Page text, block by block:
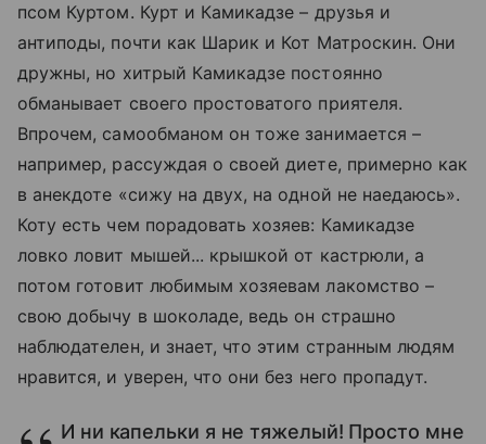
псом Куртом. Курт и Камикадзе – друзья и
антиподы, почти как Шарик и Кот Матроскин. Они
дружны, но хитрый Камикадзе постоянно
обманывает своего простоватого приятеля.
Впрочем, самообманом он тоже занимается –
например, рассуждая о своей диете, примерно как
в анекдоте «сижу на двух, на одной не наедаюсь».
Коту есть чем порадовать хозяев: Камикадзе
ловко ловит мышей... крышкой от кастрюли, а
потом готовит любимым хозяевам лакомство –
свою добычу в шоколаде, ведь он страшно
наблюдателен, и знает, что этим странным людям
нравится, и уверен, что они без него пропадут.
И ни капельки я не тяжелый! Просто мне